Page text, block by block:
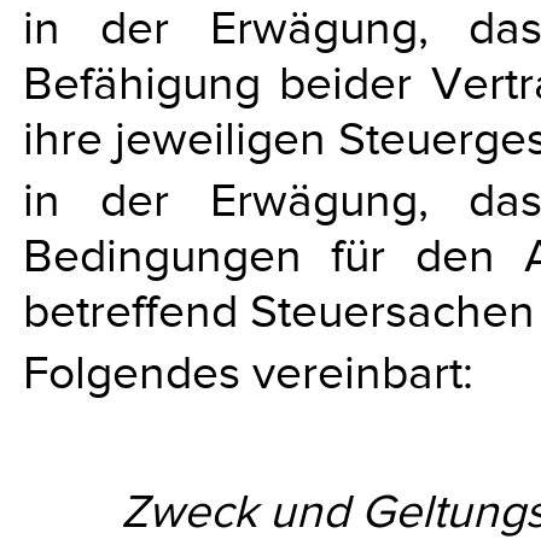
in der Erwägung,
Befähigung beider
ihre jeweiligen
in der Erwägung,
Bedingungen für den
betreffend
Folgendes vereinbart:
Zweck und